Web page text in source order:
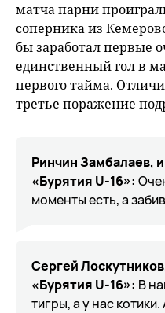
матча парни
соперника из
бы заработал первые
единственный гол в
первого тайма.
третье поражение
Ринчин Замбалаев,
«Бурятия U-16»:
моменты есть, а
Сергей
«Бурятия U-16»: В
тигры, а у нас